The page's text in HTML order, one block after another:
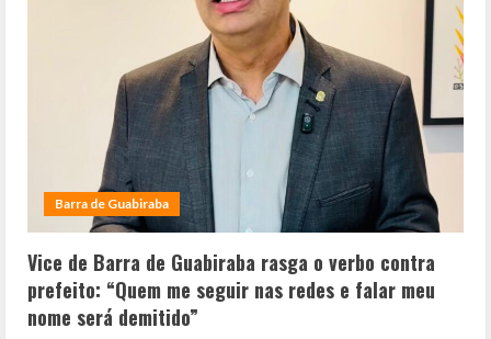
Barra de Guabiraba
Vice de Barra de Guabiraba rasga o verbo contra
prefeito: “Quem me seguir nas redes e falar meu
nome será demitido”